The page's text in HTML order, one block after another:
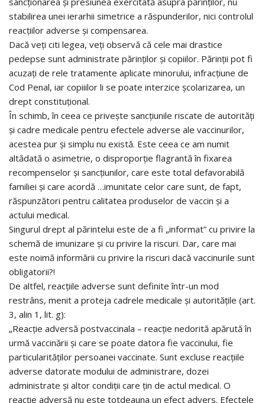
stabilirea unei ierarhii simetrice a răspunderilor, nici controlul
reacțiilor adverse și compensarea.
Dacă veți citi legea, veți observă că cele mai drastice
pedepse sunt administrate părinților și copiilor. Părinții pot fi
acuzați de rele tratamente aplicate minorului, infracțiune de
Cod Penal, iar copiiilor li se poate interzice școlarizarea, un
drept constituțional.
În schimb, în ceea ce privește sancțiunile riscate de autorități
și cadre medicale pentru efectele adverse ale vaccinurilor,
acestea pur și simplu nu există. Este ceea ce am numit
altădată o asimetrie, o disproporție flagrantă în fixarea
recompenselor și sancțiunilor, care este total defavorabilă
familiei și care acordă …imunitate celor care sunt, de fapt,
răspunzători pentru calitatea produselor de vaccin și a
actului medical.
Singurul drept al părintelui este de a fi „informat” cu privire la
schemă de imunizare și cu privire la riscuri. Dar, care mai
este noimă informării cu privire la riscuri dacă vaccinurile sunt
obligatorii?!
De altfel, reacțiile adverse sunt definite într-un mod
restrâns, menit a proteja cadrele medicale și autoritățile (art.
3, alin 1, lit. g):
„Reacție adversă postvaccinala – reacție nedorită apărută în
urmă vaccinării și care se poate datora fie vaccinului, fie
particularităților persoanei vaccinate. Sunt excluse reacțiile
adverse datorate modului de administrare, dozei
administrate și altor condiții care țin de actul medical. O
reacție adversă nu este totdeauna un efect advers. Efectele